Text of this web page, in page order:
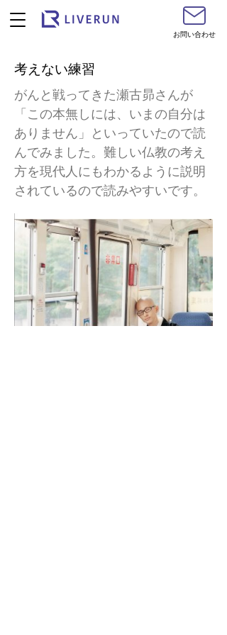
お問い合わせ
考えない練習
がんと戦ってきた瀬古昴さんが
「この本無しには、いまの自分は
ありません」といっていたので読
んでみました。難しい仏教の考え
方を現代人にもわかるように説明
されているので読みやすいです。